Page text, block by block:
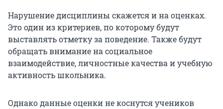
Нарушение дисциплины скажется и на оценках.
Это один из критериев, по которому будут
выставлять отметку за поведение. Также будут
обращать внимание на социальное
взаимодействие, личностные качества и учебную
активность школьника.
Однако данные оценки не коснутся учеников